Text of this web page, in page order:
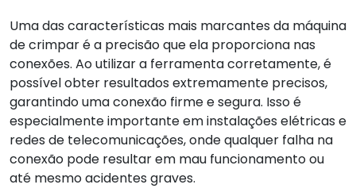
Uma das características mais marcantes da máquina
de crimpar é a precisão que ela proporciona nas
conexões. Ao utilizar a ferramenta corretamente, é
possível obter resultados extremamente precisos,
garantindo uma conexão firme e segura. Isso é
especialmente importante em instalações elétricas e
redes de telecomunicações, onde qualquer falha na
conexão pode resultar em mau funcionamento ou
até mesmo acidentes graves.